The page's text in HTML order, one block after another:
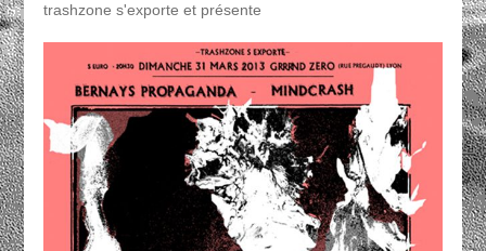
trashzone s'exporte et présente